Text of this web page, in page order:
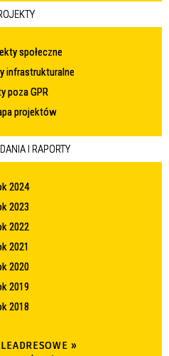
społeczne
infrastrukturalne
poza GPR
projektów
I RAPORTY
2024
2023
2022
2021
2020
2019
2018
»